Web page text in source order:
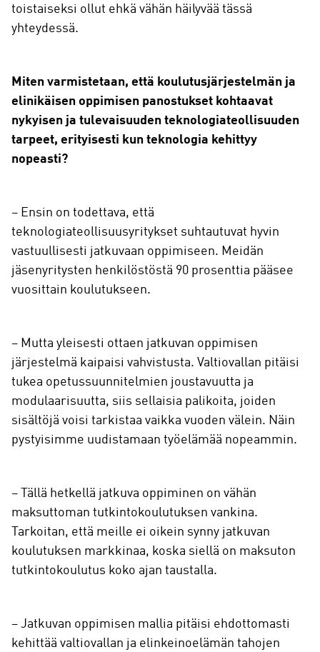
toistaiseksi ollut ehkä vähän häilyvää tässä
yhteydessä.
Miten varmistetaan, että koulutusjärjestelmän ja
elinikäisen oppimisen panostukset kohtaavat
nykyisen ja tulevaisuuden teknologiateollisuuden
tarpeet, erityisesti kun teknologia kehittyy
nopeasti?
– Ensin on todettava, että
teknologiateollisuusyritykset suhtautuvat hyvin
vastuullisesti jatkuvaan oppimiseen. Meidän
jäsenyritysten henkilöstöstä 90 prosenttia pääsee
vuosittain koulutukseen.
– Mutta yleisesti ottaen jatkuvan oppimisen
järjestelmä kaipaisi vahvistusta. Valtiovallan pitäisi
tukea opetussuunnitelmien joustavuutta ja
modulaarisuutta, siis sellaisia palikoita, joiden
sisältöjä voisi tarkistaa vaikka vuoden välein. Näin
pystyisimme uudistamaan työelämää nopeammin.
– Tällä hetkellä jatkuva oppiminen on vähän
maksuttoman tutkintokoulutuksen vankina.
Tarkoitan, että meille ei oikein synny jatkuvan
koulutuksen markkinaa, koska siellä on maksuton
tutkintokoulutus koko ajan taustalla.
– Jatkuvan oppimisen mallia pitäisi ehdottomasti
kehittää valtiovallan ja elinkeinoelämän tahojen